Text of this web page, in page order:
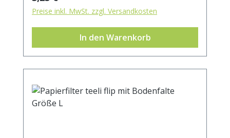
Preise inkl. MwSt. zzgl. Versandkosten
In den Warenkorb